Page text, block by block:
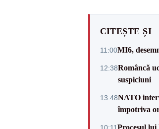
CITEȘTE ȘI
11:00MI6,
12:38Româncă
suspiciuni
13:48NATO
împotriva
Procesul